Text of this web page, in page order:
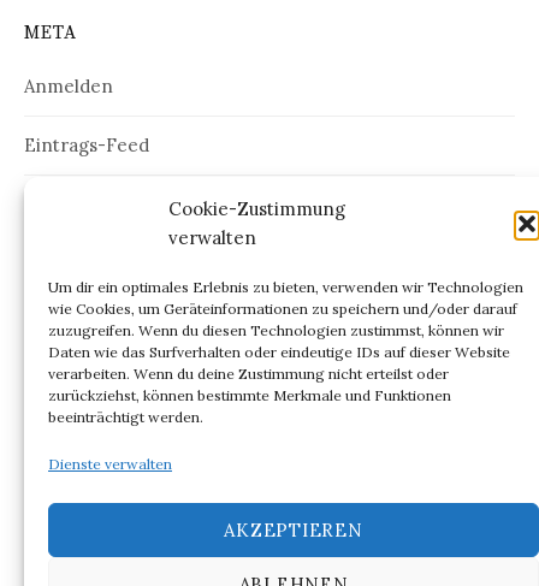
Cookie-Zustimmung
verwalten
Um dir ein optimales Erlebnis zu bieten, verwenden wir Technologien
wie Cookies, um Geräteinformationen zu speichern und/oder darauf
zuzugreifen. Wenn du diesen Technologien zustimmst, können wir
Daten wie das Surfverhalten oder eindeutige IDs auf dieser Website
verarbeiten. Wenn du deine Zustimmung nicht erteilst oder
zurückziehst, können bestimmte Merkmale und Funktionen
beeinträchtigt werden.
Dienste verwalten
AKZEPTIEREN
META
Anmelden
Eintrags-Feed
Kommentar-Feed
ARCHIV
Archiv